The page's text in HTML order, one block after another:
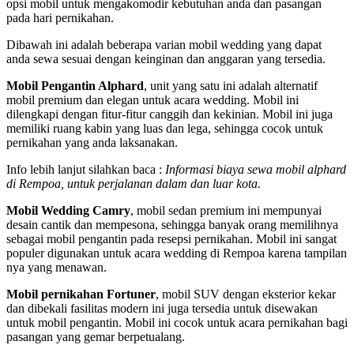
opsi mobil untuk mengakomodir kebutuhan anda dan pasangan
pada hari pernikahan.
Dibawah ini adalah beberapa varian mobil wedding yang dapat
anda sewa sesuai dengan keinginan dan anggaran yang tersedia.
Mobil Pengantin Alphard, unit yang satu ini adalah alternatif
mobil premium dan elegan untuk acara wedding. Mobil ini
dilengkapi dengan fitur-fitur canggih dan kekinian. Mobil ini juga
memiliki ruang kabin yang luas dan lega, sehingga cocok untuk
pernikahan yang anda laksanakan.
Info lebih lanjut silahkan baca : Informasi biaya sewa mobil alphard
di Rempoa, untuk perjalanan dalam dan luar kota.
Mobil Wedding Camry, mobil sedan premium ini mempunyai
desain cantik dan mempesona, sehingga banyak orang memilihnya
sebagai mobil pengantin pada resepsi pernikahan. Mobil ini sangat
populer digunakan untuk acara wedding di Rempoa karena tampilan
nya yang menawan.
Mobil pernikahan Fortuner, mobil SUV dengan eksterior kekar
dan dibekali fasilitas modern ini juga tersedia untuk disewakan
untuk mobil pengantin. Mobil ini cocok untuk acara pernikahan bagi
pasangan yang gemar berpetualang.